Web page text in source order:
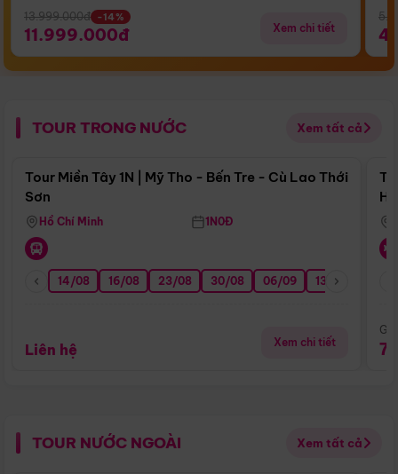
13.999.000đ -14%
11.999.000đ Xem chi tiết
TOUR TRONG NƯỚC Xem tất cả
Điểm nổi bật
Tour Miền Tây 1N | Mỹ Tho - Bến Tre - Cù Lao Thới
Sơn
Hồ Chí Minh 1N0Đ
14/08 16/08 23/08 30/08 06/09 13/09
Liên hệ Xem chi tiết
TOUR NƯỚC NGOÀI Xem tất cả
Điểm nổi bật